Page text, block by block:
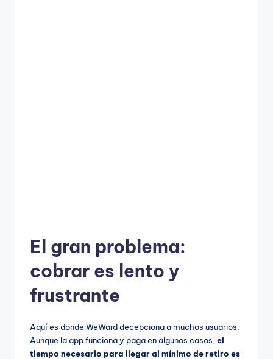
El gran problema:
cobrar es lento y
frustrante
Aquí es donde WeWard decepciona a muchos usuarios.
Aunque la app funciona y paga en algunos casos, el
tiempo necesario para llegar al mínimo de retiro es